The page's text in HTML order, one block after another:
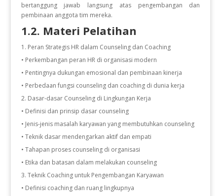
bertanggung jawab langsung atas pengembangan dan
pembinaan anggota tim mereka.
1.2. Materi Pelatihan
Peran Strategis HR dalam Counseling dan Coaching
• Perkembangan peran HR di organisasi modern
• Pentingnya dukungan emosional dan pembinaan kinerja
• Perbedaan fungsi counseling dan coaching di dunia kerja
Dasar-dasar Counseling di Lingkungan Kerja
• Definisi dan prinsip dasar counseling
• Jenis-jenis masalah karyawan yang membutuhkan counseling
• Teknik dasar mendengarkan aktif dan empati
• Tahapan proses counseling di organisasi
• Etika dan batasan dalam melakukan counseling
Teknik Coaching untuk Pengembangan Karyawan
• Definisi coaching dan ruang lingkupnya